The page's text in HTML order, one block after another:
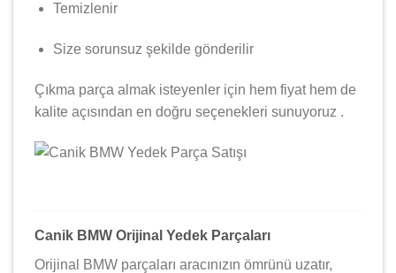
Temizlenir
Size sorunsuz şekilde gönderilir
Çıkma parça almak isteyenler için hem fiyat hem de
kalite açısından en doğru seçenekleri sunuyoruz .
Canik BMW Orijinal Yedek Parçaları
Orijinal BMW parçaları aracınızın ömrünü uzatır,